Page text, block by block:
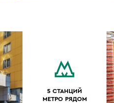
5 СТАНЦИЙ
МЕТРО РЯДОМ